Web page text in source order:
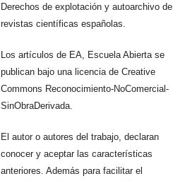
Derechos de explotación y autoarchivo de
revistas científicas españolas.
Los artículos de EA, Escuela Abierta se
publican bajo una licencia de Creative
Commons Reconocimiento-NoComercial-
SinObraDerivada.
El autor o autores del trabajo, declaran
conocer y aceptar las características
anteriores. Además para facilitar el